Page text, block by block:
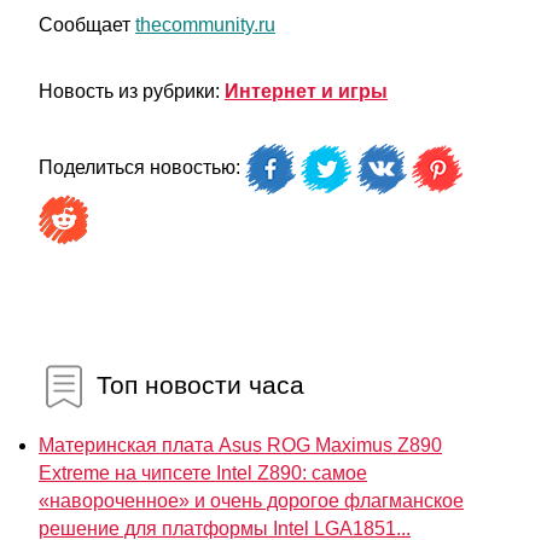
Сообщает thecommunity.ru
Новость из рубрики: Интернет и игры
Поделиться новостью:
Топ новости часа
Материнская плата Asus ROG Maximus Z890
Extreme на чипсете Intel Z890: самое
«навороченное» и очень дорогое флагманское
решение для платформы Intel LGA1851...